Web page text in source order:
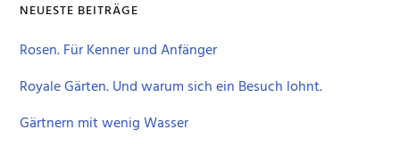
NEUESTE BEITRÄGE
Rosen. Für Kenner und Anfänger
Royale Gärten. Und warum sich ein Besuch lohnt.
Gärtnern mit wenig Wasser